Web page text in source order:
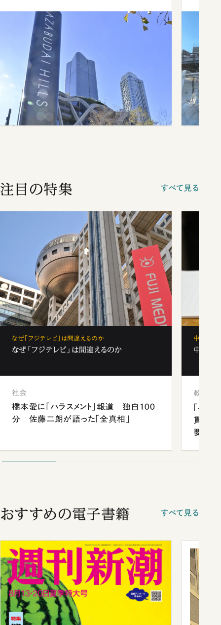
注目の特集 すべて見る
なぜ「フジテレビ」は間違えるのか
なぜ「フジテレビ」は間違えるのか
社会
橋本愛に「ハラスメント」報道 独白100
分 佐藤二朗が語った「全真相」
中学受験
中学受
教育
「早
貫校へ
要だっ
おすすめの電子書籍 すべて見る